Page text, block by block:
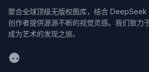
聚合全球顶级无版权图库，结合 DeepSeek
创作者提供源源不断的视觉灵感。我们致力
成为艺术的发现之旅。
WeChat